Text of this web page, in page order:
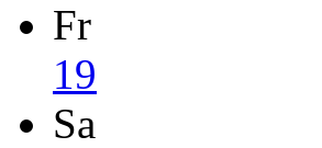
Fr
19
Sa